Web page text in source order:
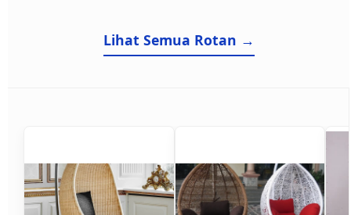
Lihat Semua Rotan →